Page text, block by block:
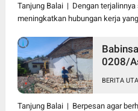
Tanjung Balai | Dengan
meningkatkan hubungan kerja
0208/
BERITA
Tanjung Balai | Berpesan agar